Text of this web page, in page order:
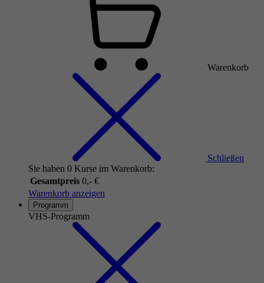
Warenkorb
Schließen
Sie haben 0 Kurse im Warenkorb:
Gesamtpreis 0,- €
Warenkorb anzeigen
Programm
VHS-Programm